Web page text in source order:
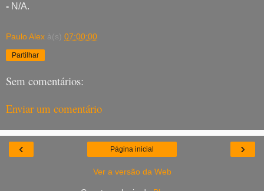
- N/A.
Paulo Alex à(s) 07:00:00
Partilhar
Sem comentários:
Enviar um comentário
‹ ›
Página inicial
Ver a versão da Web